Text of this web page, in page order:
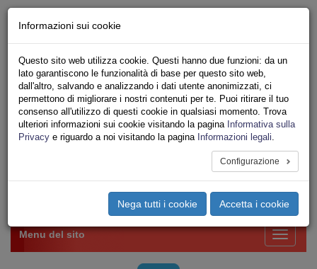
Iscriviti Online
Ricerca
Area Stampa
Privacy
VV.F.
UNIONE SINDACALE DI BASE SETTORE VIGILI
Toggle
Menu del sito
Informazioni sui cookie
Questo sito web utilizza cookie. Questi hanno due funzioni: da un
lato garantiscono le funzionalità di base per questo sito web,
dall'altro, salvando e analizzando i dati utente anonimizzati, ci
permettono di migliorare i nostri contenuti per te. Puoi ritirare il tuo
consenso all'utilizzo di questi cookie in qualsiasi momento. Trova
ulteriori informazioni sui cookie visitando la pagina Informativa sulla
Privacy e riguardo a noi visitando la pagina Informazioni legali.
Configurazione
Nega tutti i cookie Accetta i cookie